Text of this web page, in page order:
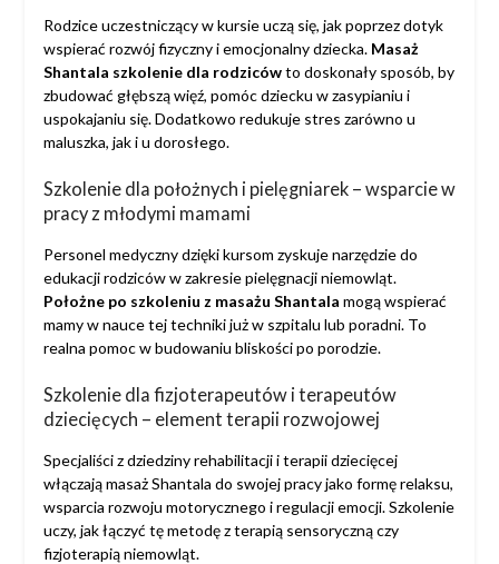
Rodzice uczestniczący w kursie uczą się, jak poprzez dotyk
wspierać rozwój fizyczny i emocjonalny dziecka. Masaż
Shantala szkolenie dla rodzicówto doskonały sposób, by
zbudować głębszą więź, pomóc dziecku w zasypianiu i
uspokajaniu się. Dodatkowo redukuje stres zarówno u
maluszka, jak i u dorosłego.
Szkolenie dla położnych i pielęgniarek – wsparcie w
pracy z młodymi mamami
Personel medyczny dzięki kursom zyskuje narzędzie do
edukacji rodziców w zakresie pielęgnacji niemowląt.
Położne po szkoleniu z masażu Shantala mogą wspierać
mamy w nauce tej techniki już w szpitalu lub poradni. To
realna pomoc w budowaniu bliskości po porodzie.
Szkolenie dla fizjoterapeutów i terapeutów
dziecięcych – element terapii rozwojowej
Specjaliści z dziedziny rehabilitacji i terapii dziecięcej
włączają masaż Shantala do swojej pracy jako formę relaksu,
wsparcia rozwoju motorycznego i regulacji emocji. Szkolenie
uczy, jak łączyć tę metodę z terapią sensoryczną czy
fizjoterapią niemowląt.